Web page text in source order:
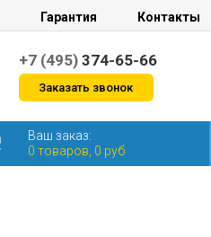
Гарантия Контакты
+7 (495)374-65-66
Заказать звонок
Ваш заказ:
0 товаров, 0 руб